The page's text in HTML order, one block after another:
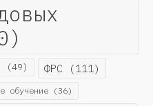
(49) ФРС (111)
обучение (36)